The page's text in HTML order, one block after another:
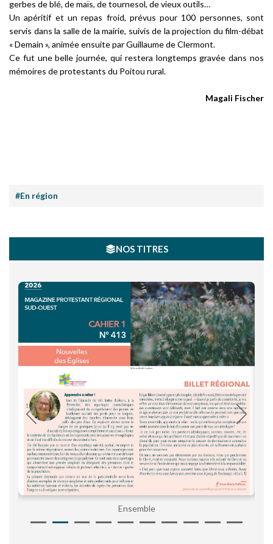
gerbes de blé, de maïs, de tournesol, de vieux outils…
Un apéritif et un repas froid, prévus pour 100 personnes, sont
servis dans la salle de la mairie, suivis de la projection du film-débat
« Demain », animée ensuite par Guillaume de Clermont.
Ce fut une belle journée, qui restera longtemps gravée dans nos
mémoires de protestants du Poitou rural.
Magali Fischer
#En région
NOS TITRES
Ensemble